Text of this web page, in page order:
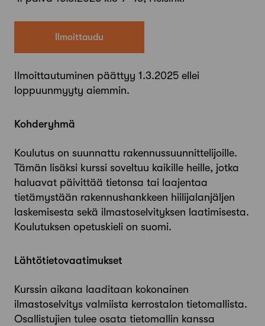
Ilmoittaudu
Ilmoittautuminen päättyy 1.3.2025 ellei
loppuunmyyty aiemmin.
Kohderyhmä
Koulutus on suunnattu rakennussuunnittelijoille.
Tämän lisäksi kurssi soveltuu kaikille heille, jotka
haluavat päivittää tietonsa tai laajentaa
tietämystään rakennushankkeen hiilijalanjäljen
laskemisesta sekä ilmastoselvityksen laatimisesta.
Koulutuksen opetuskieli on suomi.
Lähtötietovaatimukset
Kurssin aikana laaditaan kokonainen
ilmastoselvitys valmiista kerrostalon tietomallista.
Osallistujien tulee osata tietomallin kanssa